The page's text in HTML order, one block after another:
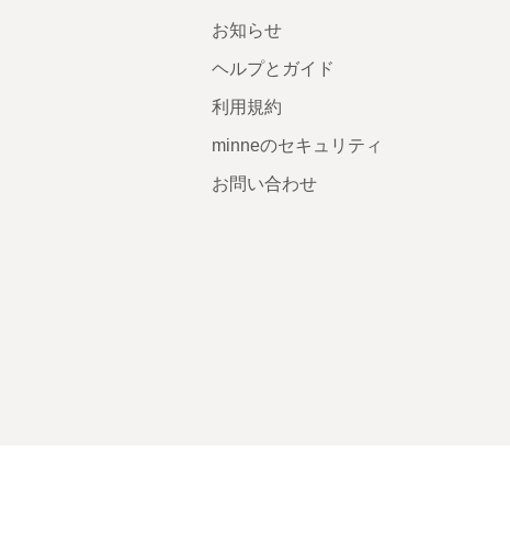
お知らせ
ヘルプとガイド
利用規約
minneのセキュリティ
お問い合わせ